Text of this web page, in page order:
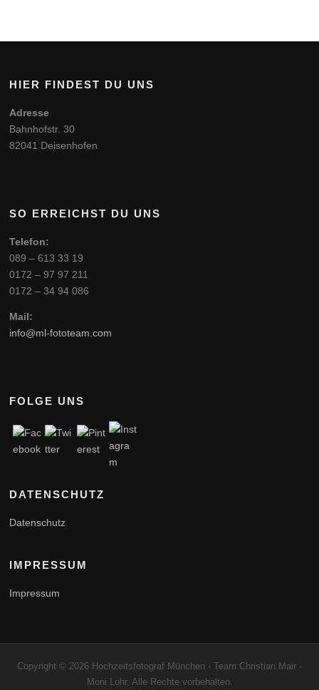
HIER FINDEST DU UNS
Adresse
Bahnhofstr. 30
82041 Deisenhofen
SO ERREICHST DU UNS
Telefon:
089 – 613 33 19
0172 – 97 97 211
0172 – 34 94 086
Mail:
info@ml-fototeam.com
FOLGE UNS
DATENSCHUTZ
Datenschutz
IMPRESSUM
Impressum
Copyright © 2026 Hochzeitsfotograf München - Team Christian Mair -
Moni Lohr. Alle Rechte vorbehalten.